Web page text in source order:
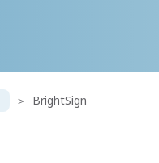
BrightSign